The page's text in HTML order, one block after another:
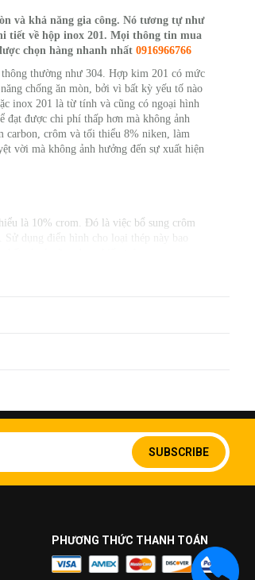
và khả năng gia công. Nó tương tự như
tiết về hộp inox 201. Mọi thông tin mua
chọn hàng nhanh nhất 0916966766
thường như 304. Hợp kim 201 có mức
chống ăn mòn, bởi vì bất kỳ yếu tố nào
inox 201 là từ tính và cũng có ngoại hình
đạt được chi phí thấp hơn mà không ảnh
carbon, crôm và tối thiểu 8% niken, làm
vời mà không ảnh hưởng đến sự xuất hiện
là 10% crom. Đó là việc bổ sung crôm
dụng điển hình cho loại thép này bao
và các ứng dụng kiến ​​trúc.
vững, bám dính, chống ăn mòn trên bề
SUBSCRIBE
PHƯƠNG THỨC THANH TOÁN